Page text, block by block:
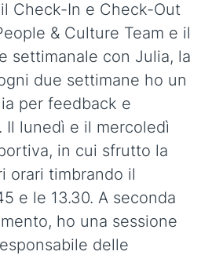
Check-In e Check-Out
& Culture Team e il
settimanale con Julia, la
due settimane ho un
per feedback e
Il lunedì e il mercoledì
in cui sfrutto la
orari timbrando il
e le 13.30. A seconda
ho una sessione
delle